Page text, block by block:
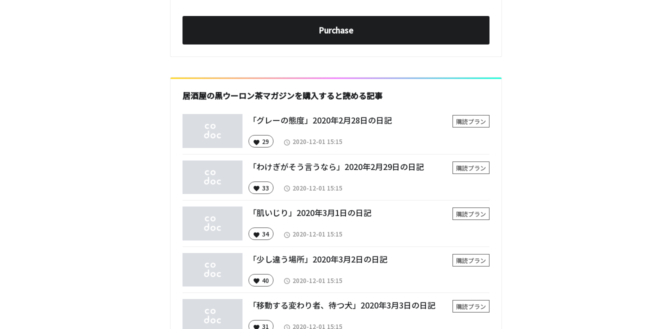
Purchase
居酒屋の黒ウーロン茶マガジンを購入すると読める記事
「グレーの態度」2020年2月28日の日記 購読プラン
favorite 29 access_time 2020-12-01 15:15
「わけぎがそう言うなら」2020年2月29日の日記 購読プラン
favorite 33 access_time 2020-12-01 15:15
「肌いじり」2020年3月1日の日記 購読プラン
favorite 34 access_time 2020-12-01 15:15
「少し違う場所」2020年3月2日の日記 購読プラン
favorite 40 access_time 2020-12-01 15:15
「移動する変わり者、待つ犬」2020年3月3日の日記 購読プラン
favorite 31 access_time 2020-12-01 15:15